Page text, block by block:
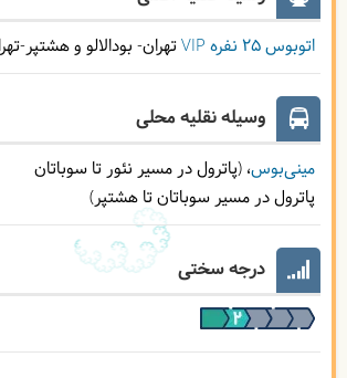
اتوبوس ۲۵ نفره VIP تهران- بودالالو و هشتپر-
وسیله نقلیه محلی
مینی‌بوس (پاترول در مسیر نئور تا سوباتان
پاترول در مسیر سوباتان تا هشتپر)
درجه سختی